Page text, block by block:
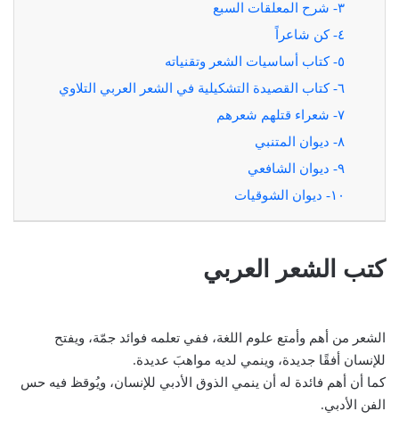
٣- شرح المعلقات السبع
٤- كن شاعراً
٥- كتاب أساسيات الشعر وتقنياته
٦- كتاب القصيدة التشكيلية في الشعر العربي التلاوي
٧- شعراء قتلهم شعرهم
٨- ديوان المتنبي
٩- ديوان الشافعي
١٠- ديوان الشوقيات
كتب الشعر العربي
الشعر من أهم وأمتع علوم اللغة، ففي تعلمه فوائد جمّة، ويفتح
للإنسان أفقًا جديدة، وينمي لديه مواهبَ عديدة.
كما أن أهم فائدة له أن ينمي الذوق الأدبي للإنسان، ويُوقظ فيه حس
الفن الأدبي.